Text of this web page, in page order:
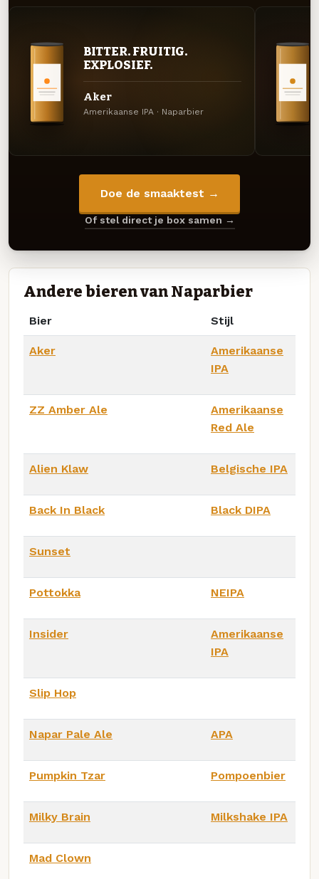
BITTER. FRUITIG.
EXPLOSIEF.
Aker
Amerikaanse IPA · Naparbier
Doe de smaaktest →
Of stel direct je box samen →
Andere bieren van Naparbier
Bier Stijl
Aker
Amerikaanse
IPA
ZZ Amber Ale
Amerikaanse
Red Ale
Alien Klaw Belgische IPA
Back In Black Black DIPA
Sunset
Pottokka NEIPA
Insider
Amerikaanse
IPA
Slip Hop
Napar Pale Ale APA
Pumpkin Tzar Pompoenbier
Milky Brain Milkshake IPA
Mad Clown